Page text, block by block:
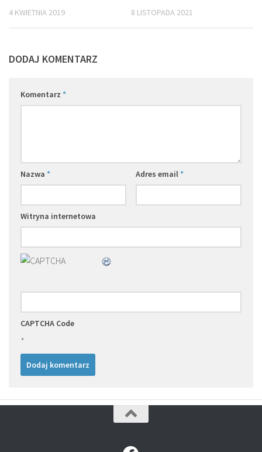
4 KWIETNIA 2019 8 LISTOPADA 2021
DODAJ KOMENTARZ
Komentarz *
Nazwa * Adres email*
Witryna internetowa
CAPTCHA Code
*